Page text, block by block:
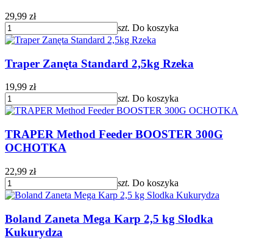
29,99 zł
szt. Do koszyka
Traper Zanęta Standard 2,5kg Rzeka
19,99 zł
szt. Do koszyka
TRAPER Method Feeder BOOSTER 300G
OCHOTKA
22,99 zł
szt. Do koszyka
Boland Zaneta Mega Karp 2,5 kg Slodka
Kukurydza